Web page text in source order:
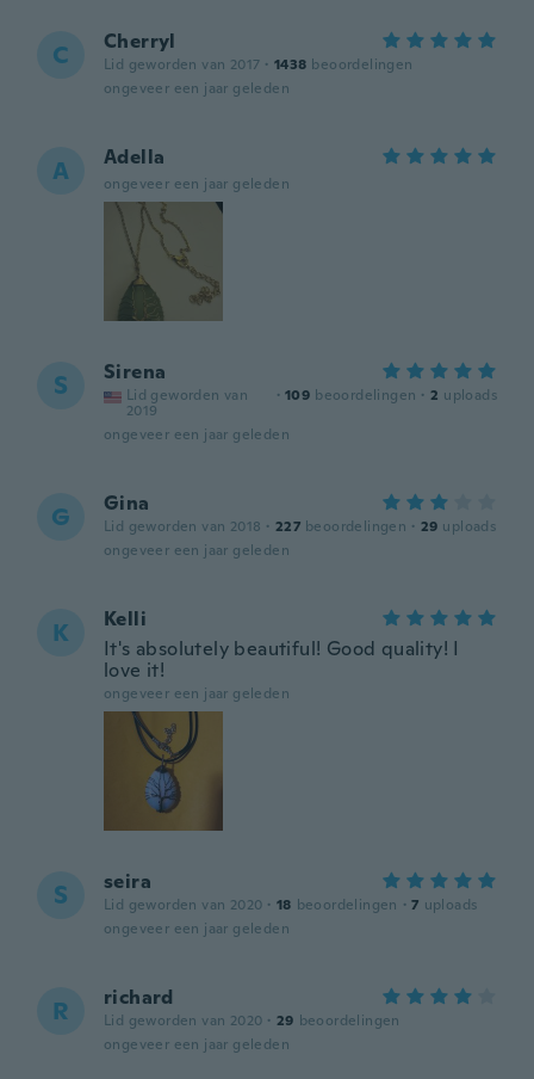
C Cherryl
Lid geworden van 2017 · 1438 beoordelingen
ongeveer een jaar geleden
A Adella
ongeveer een jaar geleden
S Sirena
Lid geworden van
2019
· 109 beoordelingen · 2 uploads
ongeveer een jaar geleden
G Gina
Lid geworden van 2018 · 227 beoordelingen · 29 uploads
ongeveer een jaar geleden
K
Kelli
It's absolutely beautiful! Good quality! I
love it!
ongeveer een jaar geleden
S seira
Lid geworden van 2020 · 18 beoordelingen · 7 uploads
ongeveer een jaar geleden
R richard
Lid geworden van 2020 · 29 beoordelingen
ongeveer een jaar geleden